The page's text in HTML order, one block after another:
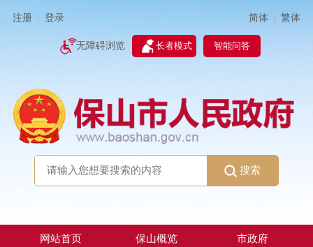
注册 登录 简体 | 繁体
无障碍浏览 长者模式 智能问答
搜索
网站首页 保山概览 市政府